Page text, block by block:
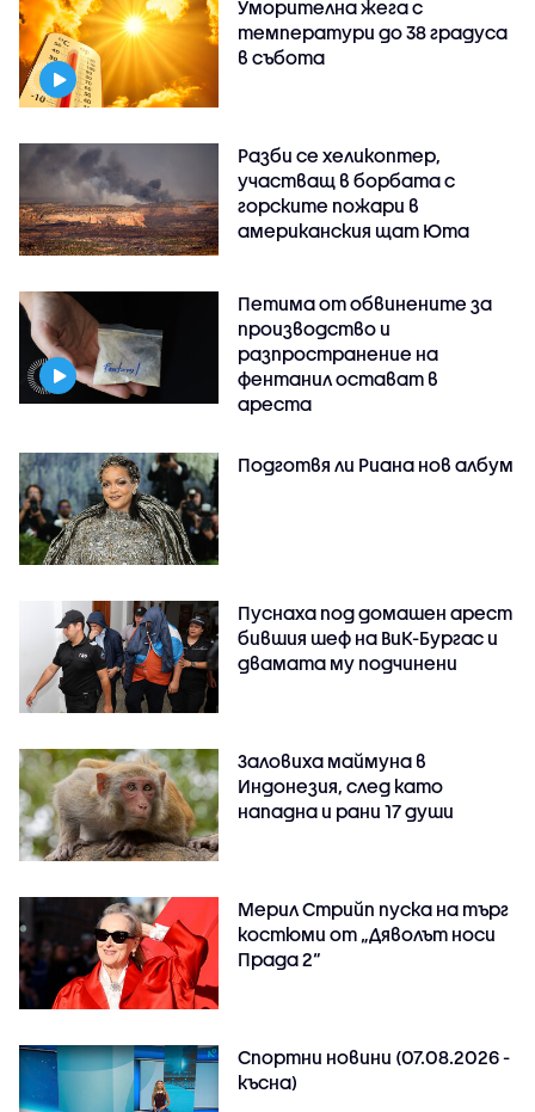
Уморителна жега с
температури до 38 градуса
в събота
Разби се хеликоптер,
участващ в борбата с
горските пожари в
американския щат Юта
Петима от обвинените за
производство и
разпространение на
фентанил остават в
ареста
Подготвя ли Риана нов албум
Пуснаха под домашен арест
бившия шеф на ВиК-Бургас и
двамата му подчинени
Заловиха маймуна в
Индонезия, след като
нападна и рани 17 души
Мерил Стрийп пуска на търг
костюми от „Дяволът носи
Прада 2“
Спортни новини (07.08.2026 -
късна)